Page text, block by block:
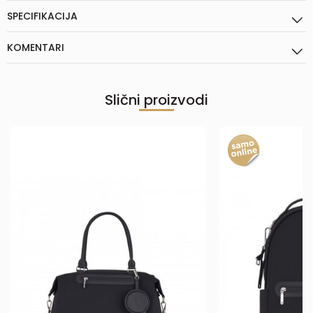
SPECIFIKACIJA
KOMENTARI
Slični proizvodi